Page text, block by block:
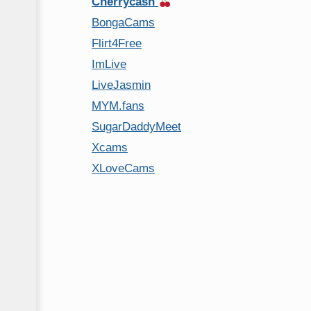
BongaCams
Flirt4Free
ImLive
LiveJasmin
MYM.fans
SugarDaddyMeet
Xcams
XLoveCams